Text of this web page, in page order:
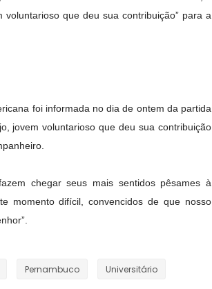
que deu sua contribuição” para a
foi informada no dia de ontem da partida
jovem voluntarioso que deu sua contribuição
chegar seus mais sentidos pêsames à
momento difícil, convencidos de que nosso
Pernambuco Universitário